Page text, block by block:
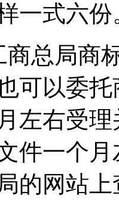
一式六份
商总局商
可以委
左右受
件一个
的网站